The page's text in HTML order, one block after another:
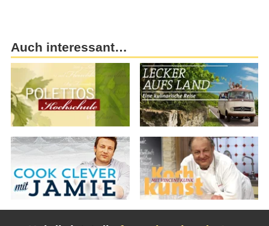
Auch interessant…